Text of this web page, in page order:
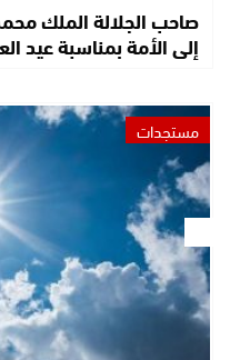
صاحب الجلالة الملك
إلى الأمة بمناسبة عيد
مستجدات